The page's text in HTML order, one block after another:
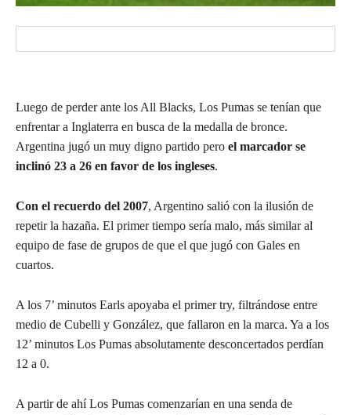
Luego de perder ante los All Blacks, Los Pumas se tenían que
enfrentar a Inglaterra en busca de la medalla de bronce.
Argentina jugó un muy digno partido pero el marcador se
inclinó 23 a 26 en favor de los ingleses.
Con el recuerdo del 2007, Argentino salió con la ilusión de
repetir la hazaña. El primer tiempo sería malo, más similar al
equipo de fase de grupos de que el que jugó con Gales en
cuartos.
A los 7’ minutos Earls apoyaba el primer try, filtrándose entre
medio de Cubelli y González, que fallaron en la marca. Ya a los
12’ minutos Los Pumas absolutamente desconcertados perdían
12 a 0.
A partir de ahí Los Pumas comenzarían en una senda de